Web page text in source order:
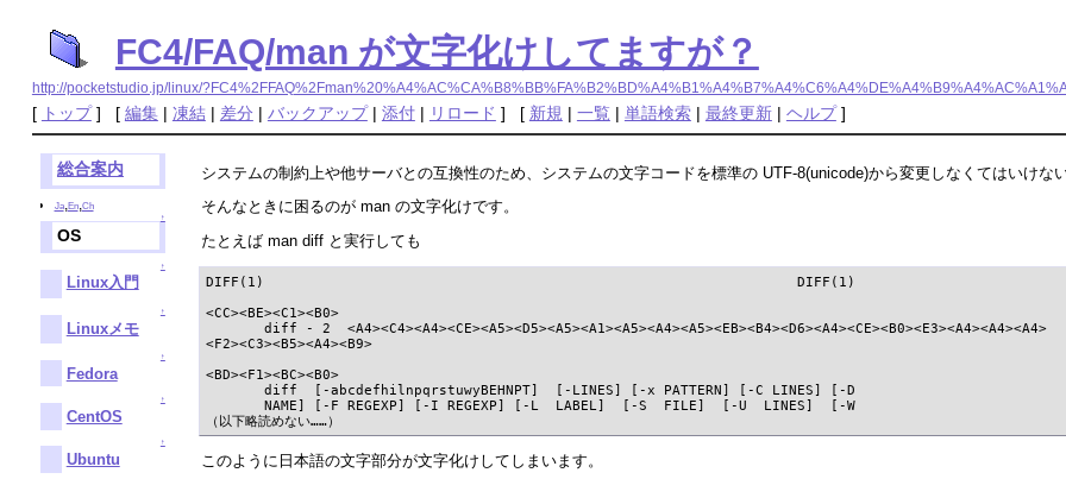
FC4/FAQ/man が文字化けしてますが？
http://pocketstudio.jp/linux/
[ トップ] [ 編集| 凍結 | 差分 | バックアップ| 添付| リロード ] [ 新規 | 一覧 | 単語検索| 最終更新| ヘルプ]
総合案内
Ja, En, Ch
↑
OS
↑
Linux入門
↑
Linuxメモ
↑
Fedora
↑
CentOS
↑
Ubuntu
システムの制約上や他サーバとの互換性のため、システムの文字コードを標準の UTF-8(unicode)から変更しなくてはいけな
そんなときに困るのが man の文字化けです。
たとえば man diff と実行しても
DIFF(1)                                                                DIFF(1)
<CC><BE><C1><B0>
       diff - 2  <A4><C4><A4><CE><A5><D5><A5><A1><A5><A4><A5><EB><B4><D6><A4><CE><B0><E3><A4><A4><A4>
<F2><C3><B5><A4><B9>
<BD><F1><BC><B0>
       diff  [-abcdefhilnpqrstuwyBEHNPT]  [-LINES] [-x PATTERN] [-C LINES] [-D
       NAME] [-F REGEXP] [-I REGEXP] [-L  LABEL]  [-S  FILE]  [-U  LINES]  [-W
（以下略読めない……）
このように日本語の文字部分が文字化けしてしまいます。